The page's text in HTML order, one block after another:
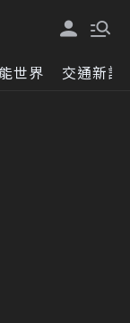
世界 交通新訊